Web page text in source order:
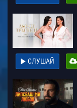
СЛУШАЙ